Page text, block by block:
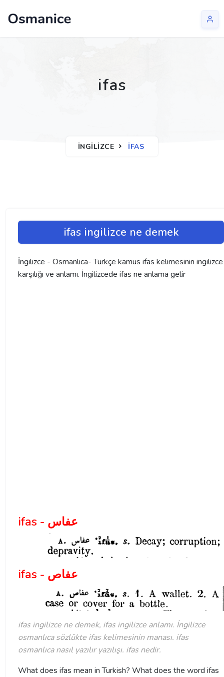
ifas
İNGILIZCE IFAS
ifas ingilizce ne demek
İngilizce - Osmanlıca- Türkçe kamus ifas kelimesinin ingilizce
karşılığı ve anlamı. İngilizcede ifas ne anlama gelir
ifas - عفاس
ifas - عفاص
ifas ingilizce ne demek, ifas ingilizce anlamı. İngilizce
osmanlıca sözlükte ifas kelimesinin manası. ifas
osmanlıca nasıl yazılır yazılışı. ifas nedir.
What does ifas mean in Turkish? What does the word ifas